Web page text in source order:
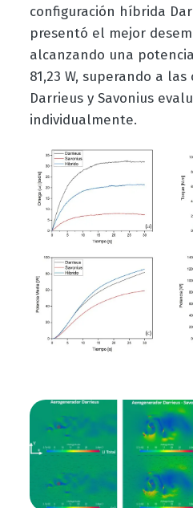
configuración híbrida
presentó el mejor
alcanzando una
81,23 W, superando a
Darrieus y Savonius
individualmente.